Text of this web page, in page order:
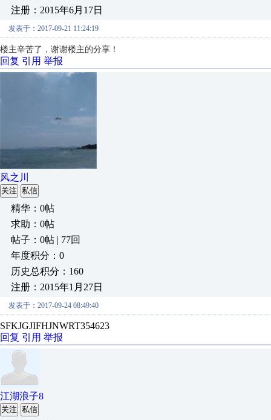
注册：2015年6月17日
发表于：2017-09-21 11:24:19
楼主辛苦了，谢谢楼主的分享！
回复 引用 举报
风之川
关注 私信
精华：0帖
求助：0帖
帖子：0帖 | 77回
年度积分：0
历史总积分：160
注册：2015年1月27日
发表于：2017-09-24 08:49:40
SFKJGJIFHJNWRT354623
回复 引用 举报
江湖浪子8
关注 私信